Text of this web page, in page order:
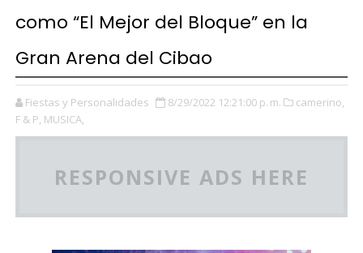
como “El Mejor del Bloque” en la
Gran Arena del Cibao
Fiestas y Personalidades 8/29/2022 12:21:00 p. m.
camerino,
F & P, MUSICA,
RESPONSIVE ADS HERE